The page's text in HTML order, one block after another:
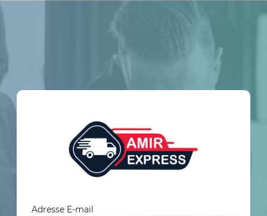
Adresse E-mail